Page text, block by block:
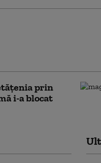
prin
i-a blocat